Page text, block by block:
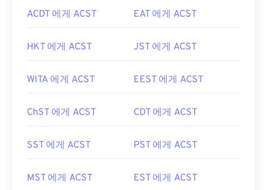
ACDT 에게 ACST EAT 에게 ACST
HKT 에게 ACST JST 에게 ACST
WITA 에게 ACST EEST 에게 ACST
ChST 에게 ACST CDT 에게 ACST
SST 에게 ACST PST 에게 ACST
MST 에게 ACST EST 에게 ACST